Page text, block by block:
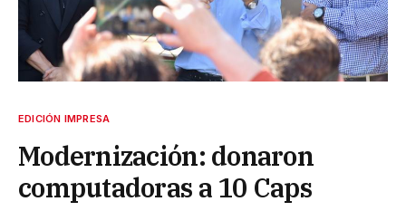
EDICIÓN IMPRESA
Modernización: donaron
computadoras a 10 Caps